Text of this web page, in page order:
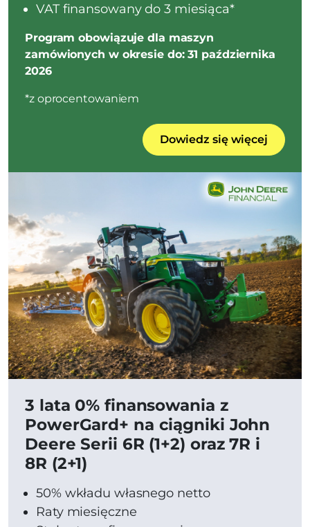
VAT finansowany do 3 miesiąca*
Program obowiązuje dla maszyn
zamówionych w okresie do: 31 października
2026
*z oprocentowaniem
Dowiedz się więcej
3 lata 0% finansowania z
PowerGard+ na ciągniki John
Deere Serii 6R (1+2) oraz 7R i
8R (2+1)
50% wkładu własnego netto
Raty miesięczne